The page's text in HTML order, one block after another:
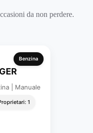
da non perdere.
Benzina
| Manuale
1